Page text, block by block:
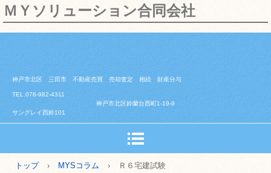
ＭＹソリューション合同会社
神戸市北区 三田市 不動産売買 売却査定 相続 財産分与
TEL.078-982-4311
神戸市北区鈴蘭台西町1-19-9
サングレイ西鈴101
トップ › MYSコラム › Ｒ６宅建試験